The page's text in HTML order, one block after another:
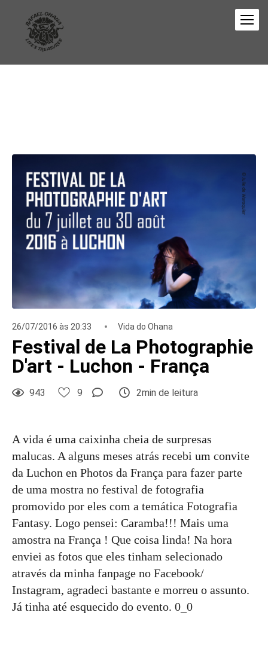
26/07/2016 às 20:33 Vida do Ohana
Festival de La Photographie
D'art - Luchon - França
943 9 2min de leitura
A vida é uma caixinha cheia de surpresas
malucas. A alguns meses atrás recebi um convite
da Luchon en Photos da França para fazer parte
de uma mostra no festival de fotografia
promovido por eles com a temática Fotografia
Fantasy. Logo pensei: Caramba!!! Mais uma
amostra na França ! Que coisa linda! Na hora
enviei as fotos que eles tinham selecionado
através da minha fanpage no Facebook/
Instagram, agradeci bastante e morreu o assunto.
Já tinha até esquecido do evento. 0_0